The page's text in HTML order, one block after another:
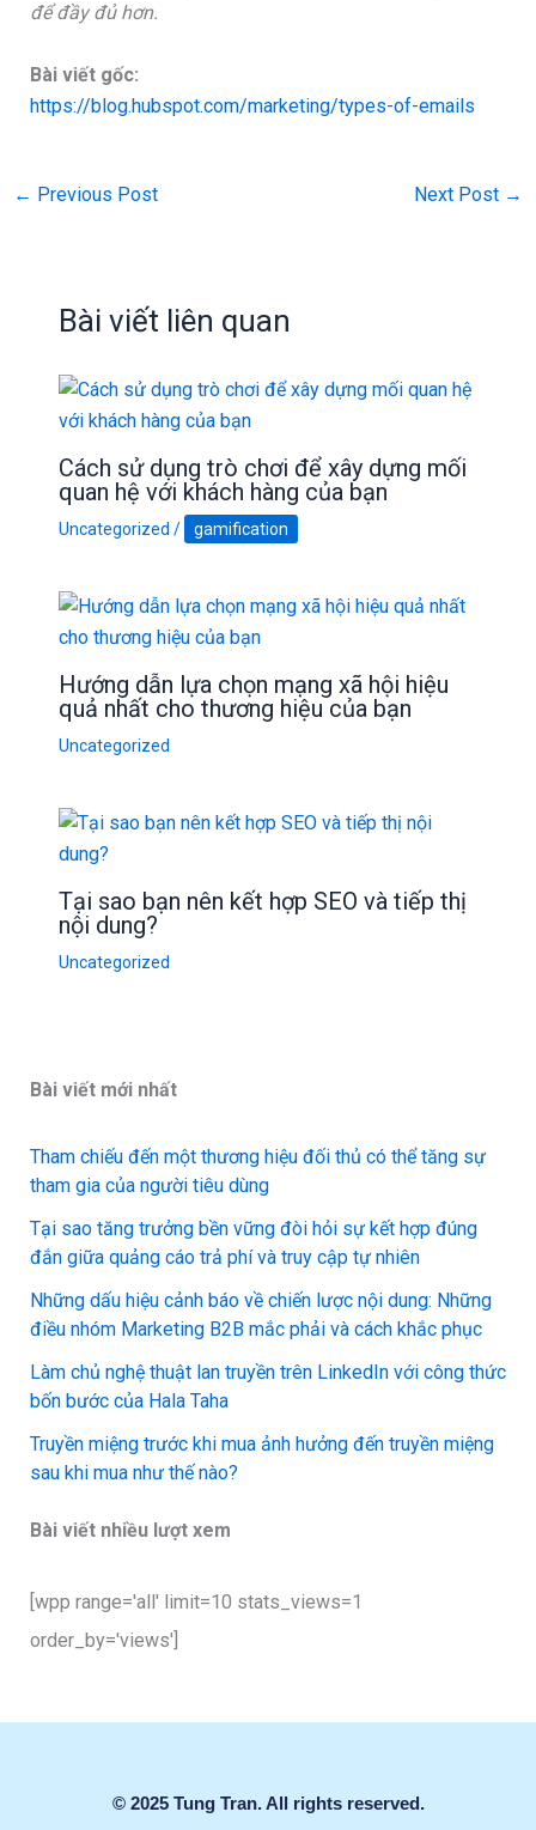
để đầy đủ hơn.
Bài viết gốc:
https://blog.hubspot.com/marketing/types-of-emails
← Previous Post Next Post →
Bài viết liên quan
Cách sử dụng trò chơi để xây dựng mối
quan hệ với khách hàng của bạn
Uncategorized / gamification
Hướng dẫn lựa chọn mạng xã hội hiệu
quả nhất cho thương hiệu của bạn
Uncategorized
Tại sao bạn nên kết hợp SEO và tiếp thị
nội dung?
Uncategorized
Bài viết mới nhất
Tham chiếu đến một thương hiệu đối thủ có thể tăng sự
tham gia của người tiêu dùng
Tại sao tăng trưởng bền vững đòi hỏi sự kết hợp đúng
đắn giữa quảng cáo trả phí và truy cập tự nhiên
Những dấu hiệu cảnh báo về chiến lược nội dung: Những
điều nhóm Marketing B2B mắc phải và cách khắc phục
Làm chủ nghệ thuật lan truyền trên LinkedIn với công thức
bốn bước của Hala Taha
Truyền miệng trước khi mua ảnh hưởng đến truyền miệng
sau khi mua như thế nào?
Bài viết nhiều lượt xem
[wpp range='all' limit=10 stats_views=1
order_by='views']
© 2025 Tung Tran. All rights reserved.